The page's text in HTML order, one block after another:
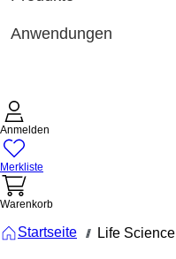
Anwendungen
Anmelden
Merkliste
Warenkorb
Startseite /// Life Science